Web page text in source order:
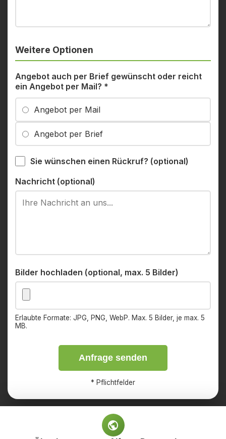
Weitere Optionen
Angebot auch per Brief gewünscht oder reicht
ein Angebot per Mail? *
Angebot per Mail
Angebot per Brief
Sie wünschen einen Rückruf? (optional)
Nachricht (optional)
Bilder hochladen (optional, max. 5 Bilder)
Erlaubte Formate: JPG, PNG, WebP. Max. 5 Bilder, je max. 5
MB.
Anfrage senden
* Pflichtfelder